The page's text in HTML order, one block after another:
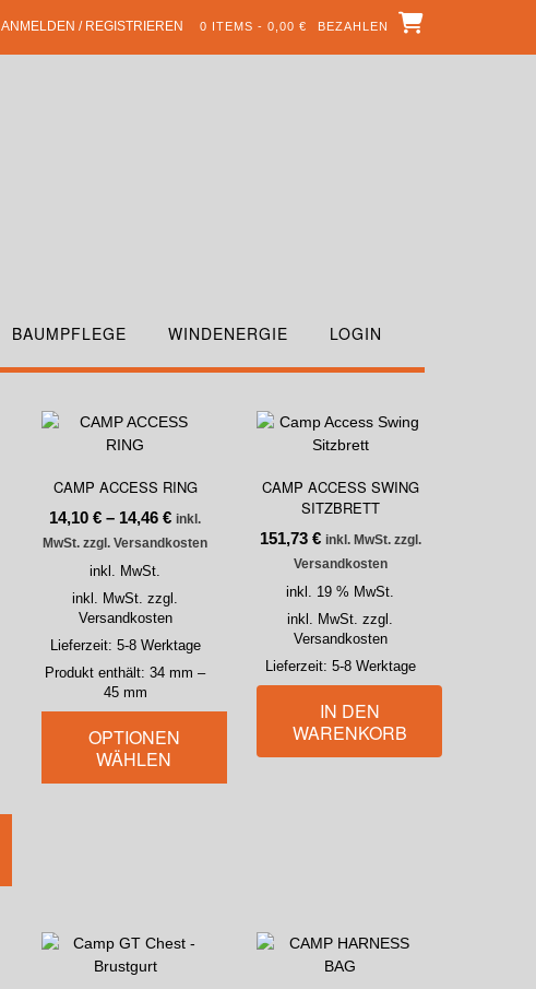
ANMELDEN / REGISTRIEREN 0 ITEMS - 0,00 € BEZAHLEN
BAUMPFLEGE WINDENERGIE LOGIN
CAMP ACCESS RING
14,10€ – 14,46€ inkl.
MwSt. zzgl. Versandkosten
inkl. MwSt.
inkl. MwSt. zzgl.
Versandkosten
Lieferzeit: 5-8 Werktage
Produkt enthält: 34mm –
45 mm
OPTIONEN
WÄHLEN
CAMP ACCESS SWING
SITZBRETT
151,73 € inkl. MwSt. zzgl.
Versandkosten
inkl. 19 % MwSt.
inkl. MwSt. zzgl.
Versandkosten
Lieferzeit: 5-8 Werktage
IN DEN
WARENKORB